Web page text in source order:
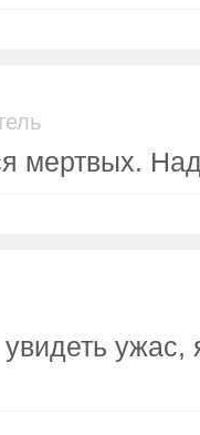
мертвых.
ужас,